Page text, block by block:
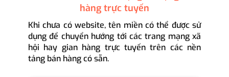
hàng trực tuyến
Khi chưa có website, tên miền có thể được sử
dụng để chuyển hướng tới các trang mạng xã
hội hay gian hàng trực tuyến trên các nền
tảng bán hàng có sẵn.